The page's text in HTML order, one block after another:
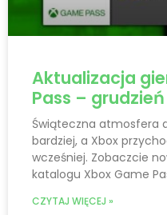
Aktualizacja
Pass –
Świąteczna atmosfera
bardziej, a Xbox
wcześniej. Zobaczcie
katalogu Xbox Game
CZYTAJ WIĘCEJ »